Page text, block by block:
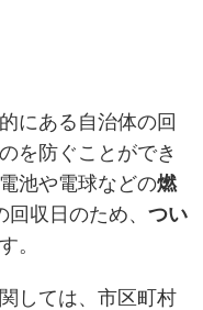
にある自治体の回
を防ぐことができ
池や電球などの燃
収日のため、 つい
。
しては、市区町村